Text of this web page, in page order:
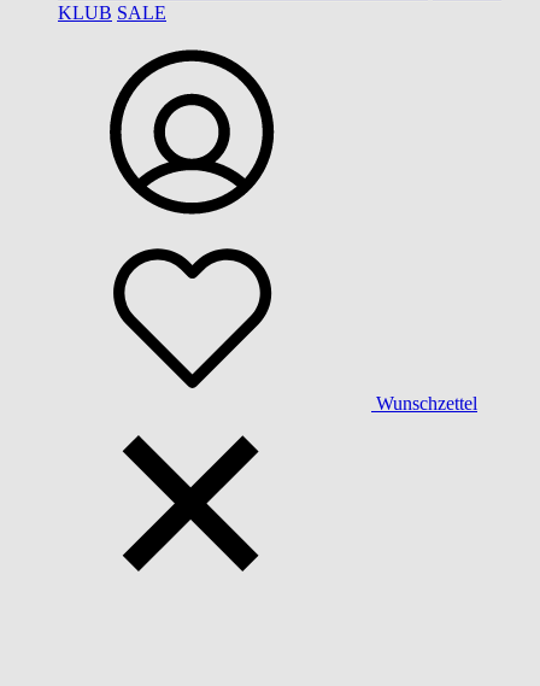
KLUB SALE
Wunschzettel